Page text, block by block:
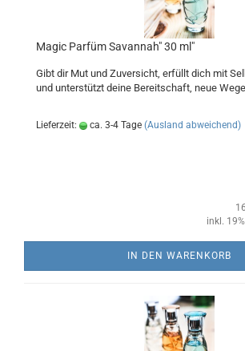
Magic Parfüm Savannah" 30 ml"
Gibt dir Mut und Zuversicht, erfüllt dich mit
und unterstützt deine Bereitschaft, neue
Lieferzeit: ca. 3-4 Tage (Ausland abweichend)
inkl.
IN DEN WARENKORB